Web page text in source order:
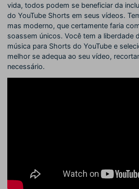
vida, todos podem se beneficiar da
do YouTube Shorts em seus vídeos.
mas moderno, que certamente faria
soassem únicos. Você tem a liberdade
música para Shorts do YouTube e
melhor se adequa ao seu vídeo,
necessário.